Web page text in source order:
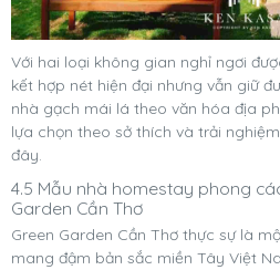
Với hai loại không gian nghỉ ngơi
kết hợp nét hiện đại nhưng vẫn giữ
nhà gạch mái lá theo văn hóa địa
lựa chọn theo sở thích và trải
đây.
4.5 Mẫu nhà homestay phong
Garden Cần Thơ
Green Garden Cần Thơ thực sự là
mang đậm bản sắc miền Tây Việt